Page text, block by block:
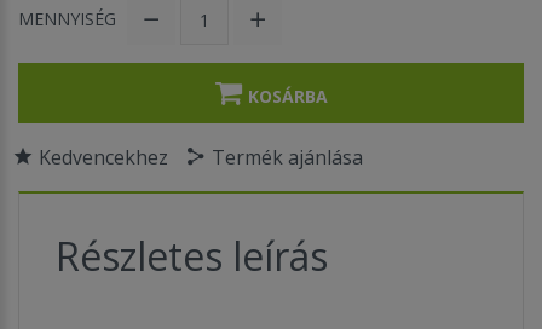
MENNYISÉG
KOSÁRBA
Kedvencekhez Termék ajánlása
Részletes leírás